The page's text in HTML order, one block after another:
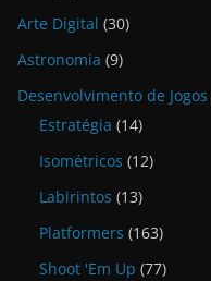
Arte Digital (30)
Astronomia (9)
Desenvolvimento de Jogos
Estratégia (14)
Isométricos (12)
Labirintos (13)
Platformers (163)
Shoot 'Em Up (77)